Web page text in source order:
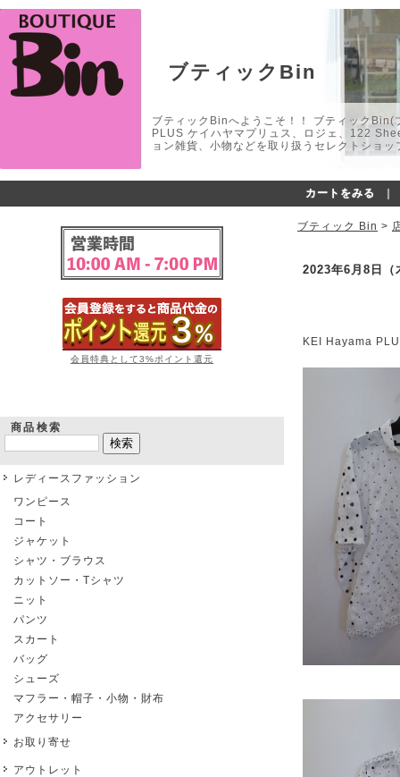
ブティックBin
ブティックBinへようこそ！！ ブティック
PLUS ケイハヤマプリュス、ロジェ、122
ョン雑貨、小物などを取り扱うセレクトショ
カートをみる
会員特典として3%ポイント還元
商品検索
レディースファッション
ワンピース
コート
ジャケット
シャツ・ブラウス
カットソー・Tシャツ
ニット
パンツ
スカート
バッグ
シューズ
マフラー・帽子・小物・財布
アクセサリー
お取り寄せ
アウトレット
ブティック Bin >
2023年6月8日（
KEI Hayama